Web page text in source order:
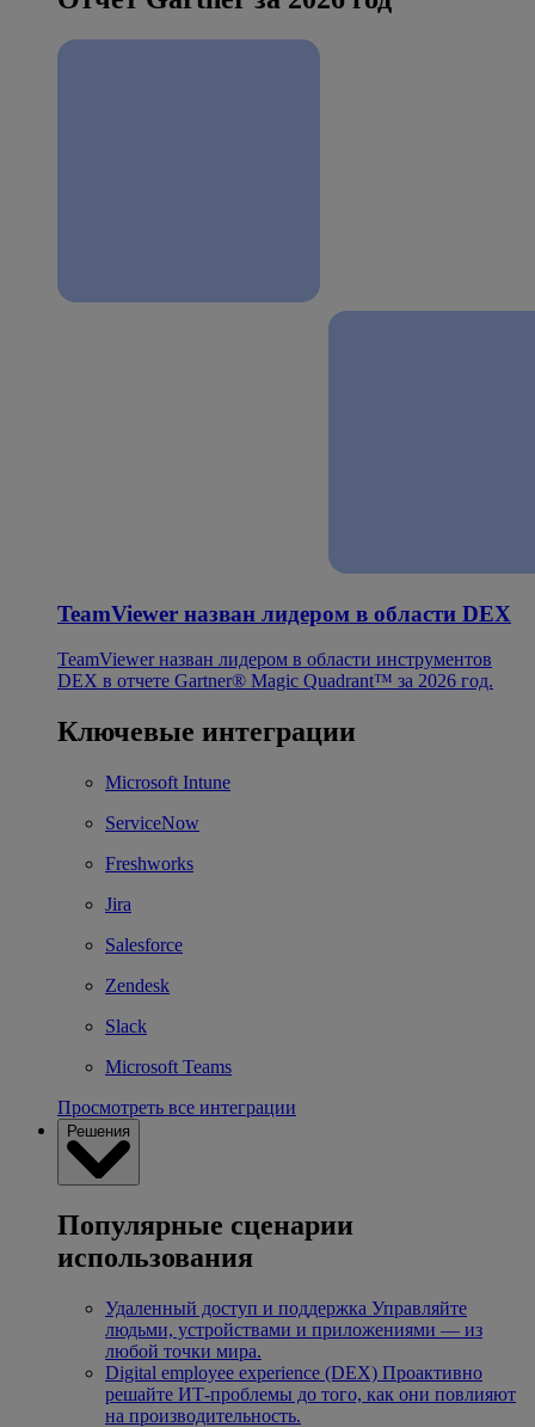
TeamViewer назван лидером в области DEX
TeamViewer назван лидером в области инструментов
DEX в отчете Gartner® Magic Quadrant™ за 2026 год.
Ключевые интеграции
Microsoft Intune
ServiceNow
Freshworks
Jira
Salesforce
Zendesk
Slack
Microsoft Teams
Просмотреть все интеграции
Решения
Популярные сценарии
использования
Удаленный доступ и поддержка Управляйте
людьми, устройствами и приложениями — из
любой точки мира.
Digital employee experience (DEX) Проактивно
решайте ИТ-проблемы до того, как они повлияют
на производительность.